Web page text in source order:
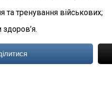
та тренування військових;